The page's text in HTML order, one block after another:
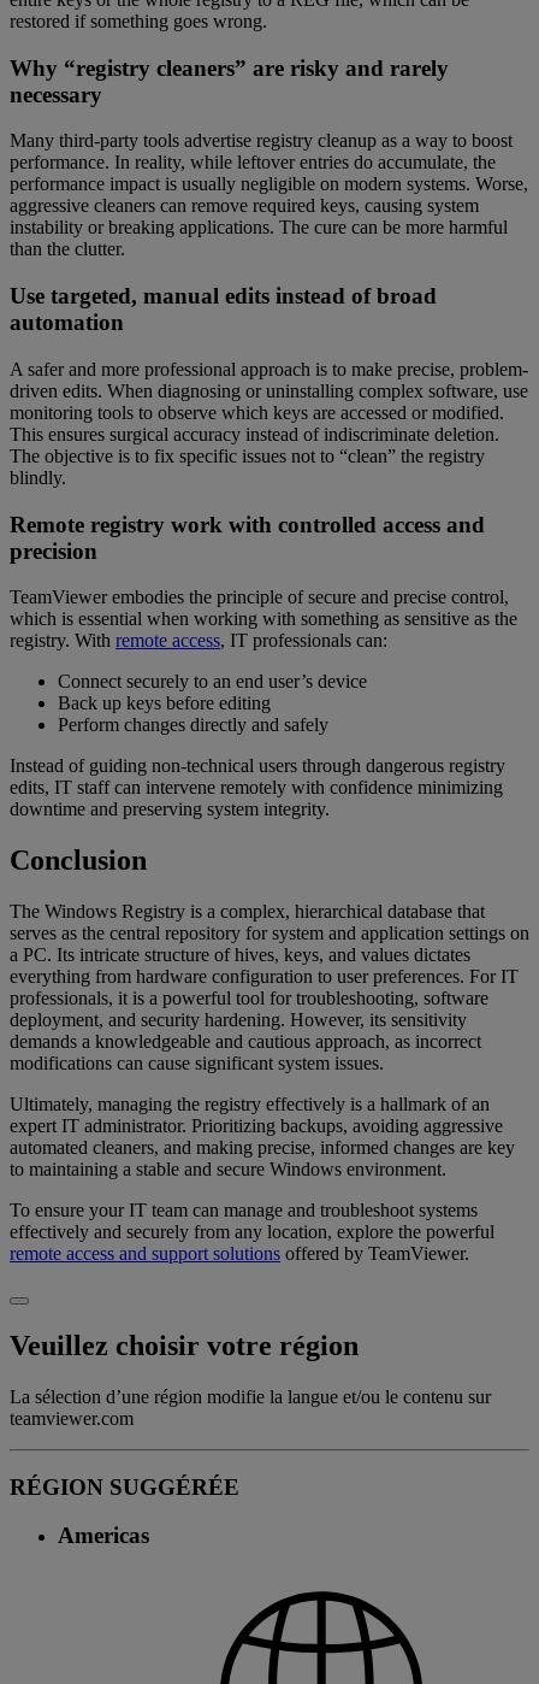
restored if something goes wrong.
Why “registry cleaners” are risky and rarely
necessary
Many third-party tools advertise registry cleanup as a way to boost
performance. In reality, while leftover entries do accumulate, the
performance impact is usually negligible on modern systems. Worse,
aggressive cleaners can remove required keys, causing system
instability or breaking applications. The cure can be more harmful
than the clutter.
Use targeted, manual edits instead of broad
automation
A safer and more professional approach is to make precise, problem-
driven edits. When diagnosing or uninstalling complex software, use
monitoring tools to observe which keys are accessed or modified.
This ensures surgical accuracy instead of indiscriminate deletion.
The objective is to fix specific issues not to “clean” the registry
blindly.
Remote registry work with controlled access and
precision
TeamViewer embodies the principle of secure and precise control,
which is essential when working with something as sensitive as the
registry. With remote access, IT professionals can:
Connect securely to an end user’s device
Back up keys before editing
Perform changes directly and safely
Instead of guiding non-technical users through dangerous registry
edits, IT staff can intervene remotely with confidence minimizing
downtime and preserving system integrity.
Conclusion
The Windows Registry is a complex, hierarchical database that
serves as the central repository for system and application settings on
a PC. Its intricate structure of hives, keys, and values dictates
everything from hardware configuration to user preferences. For IT
professionals, it is a powerful tool for troubleshooting, software
deployment, and security hardening. However, its sensitivity
demands a knowledgeable and cautious approach, as incorrect
modifications can cause significant system issues.
Ultimately, managing the registry effectively is a hallmark of an
expert IT administrator. Prioritizing backups, avoiding aggressive
automated cleaners, and making precise, informed changes are key
to maintaining a stable and secure Windows environment.
To ensure your IT team can manage and troubleshoot systems
effectively and securely from any location, explore the powerful
remote access and support solutions offered by TeamViewer.
Veuillez choisir votre région
La sélection d’une région modifie la langue et/ou le contenu sur
teamviewer.com
RÉGION SUGGÉRÉE
Americas